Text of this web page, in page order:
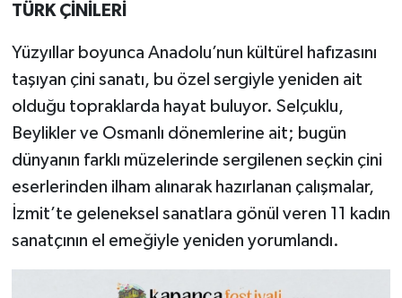
TÜRK ÇİNİLERİ
Yüzyıllar boyunca Anadolu’nun kültürel hafızasını
taşıyan çini sanatı, bu özel sergiyle yeniden ait
olduğu topraklarda hayat buluyor. Selçuklu,
Beylikler ve Osmanlı dönemlerine ait; bugün
dünyanın farklı müzelerinde sergilenen seçkin çini
eserlerinden ilham alınarak hazırlanan çalışmalar,
İzmit’te geleneksel sanatlara gönül veren 11 kadın
sanatçının el emeğiyle yeniden yorumlandı.